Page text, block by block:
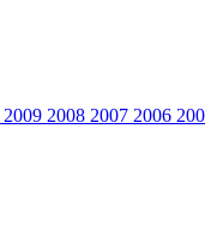
2009 2008 2007 2006